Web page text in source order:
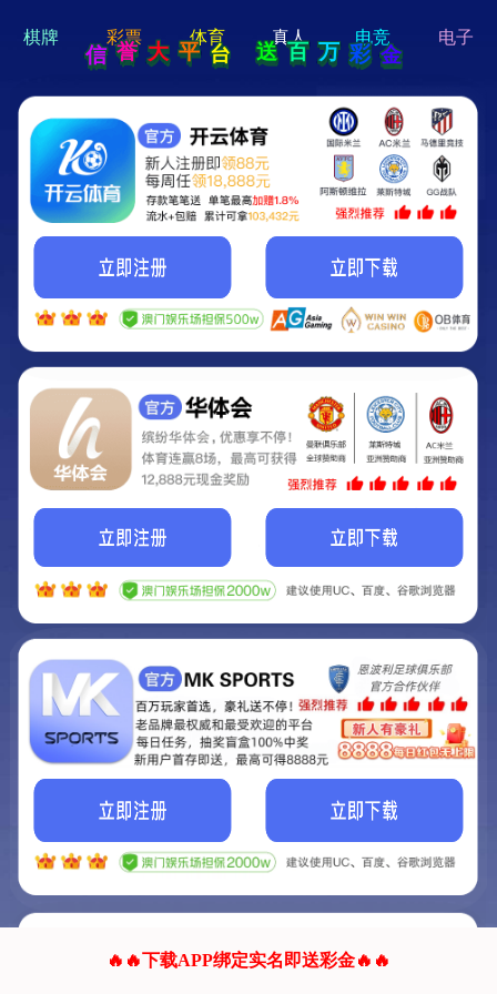
hi 💗
Hey Guys!
我们即将上线啦...
我们的网站正在建设.
它将是非常棒的网站.
联系我们!